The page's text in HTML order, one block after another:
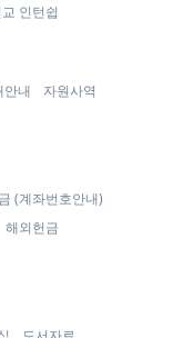
인턴쉽
안내
자원사역
(계좌번호안내)
해외헌금